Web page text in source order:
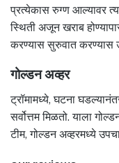
प्रत्येकास रुग्ण आल्यावर
स्थिती अजून खराब
करण्यास सुरुवात करण्यास
गोल्डन अव्हर
ट्रॉमामध्ये, घटना
सर्वोत्तम मिळतो. याला
टीम, गोल्डन अव्हरमध्ये